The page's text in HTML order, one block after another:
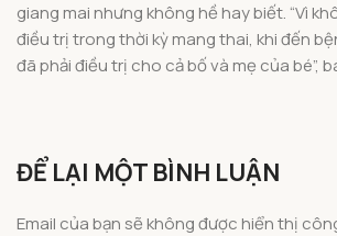
giang mai nhưng không hề hay biết. “Vì
điều trị trong thời kỳ mang thai, khi đến
đã phải điều trị cho cả bố và mẹ của bé”,
ĐỂ LẠI MỘT BÌNH LUẬN
Email của bạn sẽ không được hiển thị